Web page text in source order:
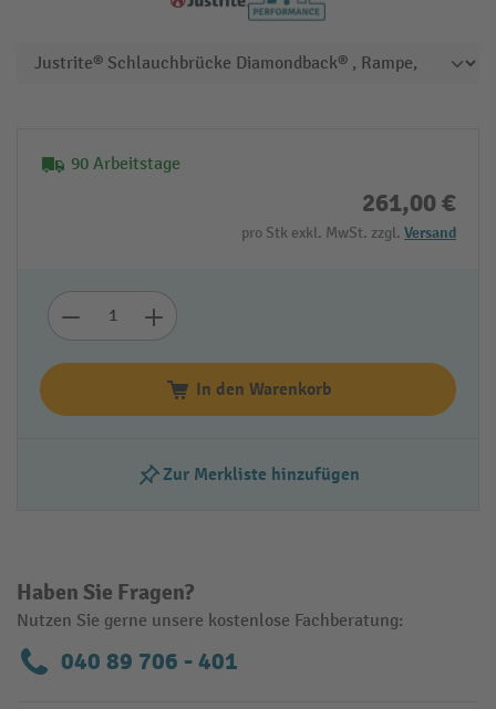
90 Arbeitstage
261,00 €
pro Stk exkl. MwSt. zzgl. Versand
In den Warenkorb
Zur Merkliste hinzufügen
Haben Sie Fragen?
Nutzen Sie gerne unsere kostenlose Fachberatung:
040 89 706 - 401